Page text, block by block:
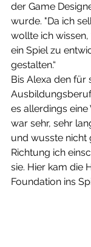
der Game
wurde. "Da ich
wollte ich
ein Spiel zu
gestalten.“
Bis Alexa den für
es allerdings
war sehr, sehr
und wusste nicht
Richtung ich
sie. Hier kam die
Foundation ins